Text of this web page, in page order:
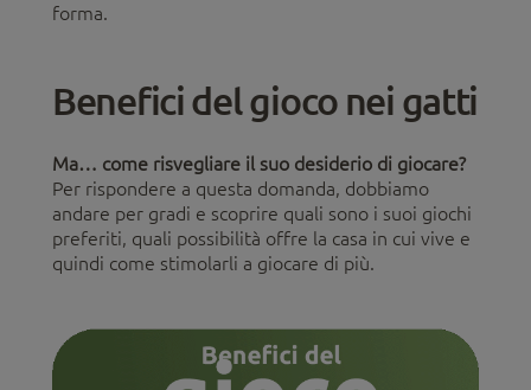
forma.
Benefici del gioco nei gatti
Ma… come risvegliare il suo desiderio di giocare?
Per rispondere a questa domanda, dobbiamo
andare per gradi e scoprire quali sono i suoi giochi
preferiti, quali possibilità offre la casa in cui vive e
quindi come stimolarli a giocare di più.